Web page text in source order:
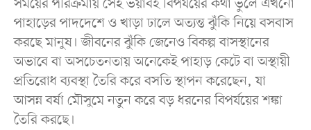
সময়ের পরিক্রমায় সেই ভয়াবহ বিপর্যয়ের কথা ভুলে এখনো
পাহাড়ের পাদদেশে ও খাড়া ঢালে অত্যন্ত ঝুঁকি নিয়ে বসবাস
করছে মানুষ। জীবনের ঝুঁকি জেনেও বিকল্প বাসস্থানের
অভাবে বা অসচেতনতায় অনেকেই পাহাড় কেটে বা অস্থায়ী
প্রতিরোধ ব্যবস্থা তৈরি করে বসতি স্থাপন করেছেন, যা
আসন্ন বর্ষা মৌসুমে নতুন করে বড় ধরনের বিপর্যয়ের শঙ্কা
তৈরি করছে।